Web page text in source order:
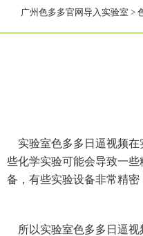
广州色多多官网导入实验室 >
实验室色多多日逼视频在实
些化学实验可能会导致一些
备，有些实验设备非常精密
所以实验室色多多日逼视频